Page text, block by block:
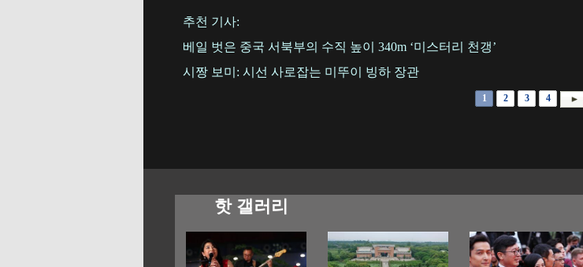
추천 기사:
베일 벗은 중국 서북부의 수직 높이 340m ‘미스터리 천갱’
시짱 보미: 시선 사로잡는 미뚜이 빙하 장관
1 2 3 4
핫 갤러리